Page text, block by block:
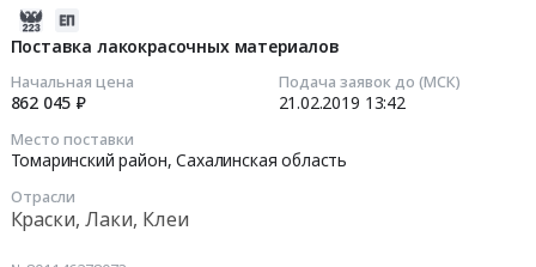
Поставка лакокрасочных материалов
Начальная цена
862 045 ₽
Подача заявок до (МСК)
21.02.2019 13:42
Место поставки
Томаринский район,Сахалинская область
Отрасли
Краски, Лаки, Клеи